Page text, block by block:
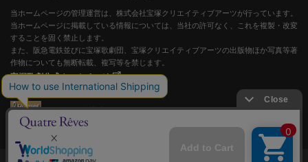
当ホームページの管理運営は、株式会社宝塚クリエイティブアーツが行っています。
当ホームページに掲載している情報については、当社の許可なく、これを複製・改変
することを固く禁止します。
また、阪急電鉄並びに宝塚歌劇団、宝塚クリエイティブアーツの出版物ほか写真等著
作物についても無断転載、複写等を禁じます。
宝塚歌劇公式ホームページ
JASRAC許諾番号：S0507081515
JASRAC許諾番号：9009941002Y45040